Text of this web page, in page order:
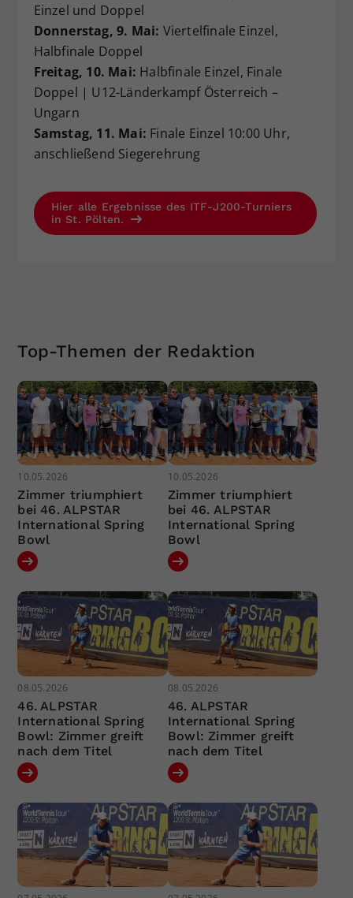
Einzel und Doppel
Donnerstag, 9. Mai: Viertelfinale Einzel,
Halbfinale Doppel
Freitag, 10. Mai: Halbfinale Einzel, Finale
Doppel | U12-Länderkampf Österreich –
Ungarn
Samstag, 11. Mai: Finale Einzel 10:00 Uhr,
anschließend Siegerehrung
Hier alle Ergebnisse des ITF-J200-Turniers
in St. Pölten.
Top-Themen der Redaktion
10.05.2026
Zimmer triumphiert
bei 46. ALPSTAR
International Spring
Bowl
10.05.2026
Zimmer triumphiert
bei 46. ALPSTAR
International Spring
Bowl
08.05.2026
46. ALPSTAR
International Spring
Bowl: Zimmer greift
nach dem Titel
08.05.2026
46. ALPSTAR
International Spring
Bowl: Zimmer greift
nach dem Titel